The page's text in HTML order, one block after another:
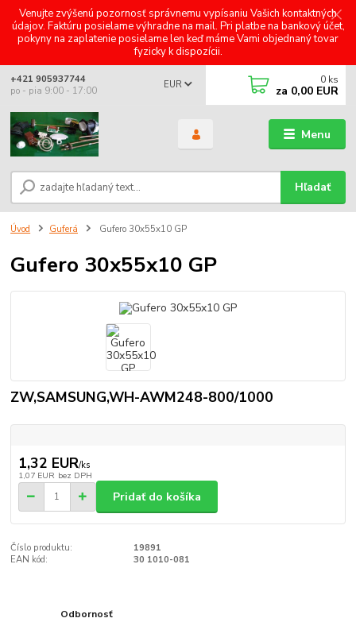
Venujte zvýšenú pozornosť správnemu vypísaniu Vašich kontaktných
údajov. Faktúru posielame výhradne na mail. Pri platbe na bankový účet,
pokyny na zaplatenie posielame len keď máme Vami objednaný tovar
fyzicky k dispozícii.
Menu
EUR
Hľadať
+421 905937744
po - pia 9:00 - 17:00
0 ks
za 0,00 EUR
Úvod Guferá Gufero 30x55x10 GP
Gufero 30x55x10 GP
ZW,SAMSUNG,WH-AWM248-800/1000
1,32 EUR/ks
1,07 EUR bez DPH
Pridať do košíka
Číslo produktu:
19891
EAN kód:
30 1010-081
Odbornosť